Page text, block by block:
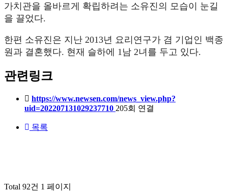
가치관을 올바르게 확립하려는 소유진의 모습이 눈길
을 끌었다.
한편 소유진은 지난 2013년 요리연구가 겸 기업인 백종
원과 결혼했다. 현재 슬하에 1남 2녀를 두고 있다.
관련링크
https://www.newsen.com/news_view.php?
uid=202207131029237710 205회 연결
목록
Total 92건 1 페이지